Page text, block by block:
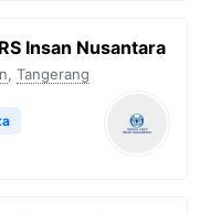
Insan Nusantara
, Tangerang